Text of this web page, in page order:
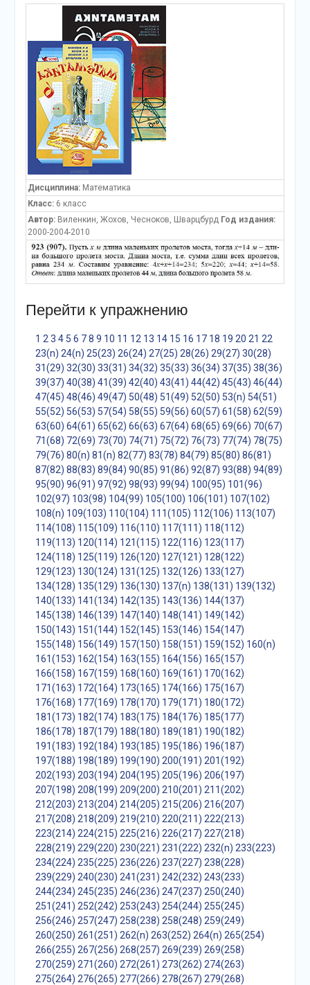
Дисциплина:Математика
Класс:6 класс
Автор:Виленкин, Жохов, Чесноков, Шварцбурд Год издания:
2000-2004-2010
Перейти к упражнению
1 2 3 4 5 6 7 8 9 10 11 12 13 14 15 16 17 18 19 20 21 22
23(n) 24(n) 25(23) 26(24) 27(25) 28(26) 29(27) 30(28)
31(29) 32(30) 33(31) 34(32) 35(33) 36(34) 37(35) 38(36)
39(37) 40(38) 41(39) 42(40) 43(41) 44(42) 45(43) 46(44)
47(45) 48(46) 49(47) 50(48) 51(49) 52(50) 53(n) 54(51)
55(52) 56(53) 57(54) 58(55) 59(56) 60(57) 61(58) 62(59)
63(60) 64(61) 65(62) 66(63) 67(64) 68(65) 69(66) 70(67)
71(68) 72(69) 73(70) 74(71) 75(72) 76(73) 77(74) 78(75)
79(76) 80(n) 81(n) 82(77) 83(78) 84(79) 85(80) 86(81)
87(82) 88(83) 89(84) 90(85) 91(86) 92(87) 93(88) 94(89)
95(90) 96(91) 97(92) 98(93) 99(94) 100(95) 101(96)
102(97) 103(98) 104(99) 105(100) 106(101) 107(102)
108(n) 109(103) 110(104) 111(105) 112(106) 113(107)
114(108) 115(109) 116(110) 117(111) 118(112)
119(113) 120(114) 121(115) 122(116) 123(117)
124(118) 125(119) 126(120) 127(121) 128(122)
129(123) 130(124) 131(125) 132(126) 133(127)
134(128) 135(129) 136(130) 137(n) 138(131) 139(132)
140(133) 141(134) 142(135) 143(136) 144(137)
145(138) 146(139) 147(140) 148(141) 149(142)
150(143) 151(144) 152(145) 153(146) 154(147)
155(148) 156(149) 157(150) 158(151) 159(152) 160(n)
161(153) 162(154) 163(155) 164(156) 165(157)
166(158) 167(159) 168(160) 169(161) 170(162)
171(163) 172(164) 173(165) 174(166) 175(167)
176(168) 177(169) 178(170) 179(171) 180(172)
181(173) 182(174) 183(175) 184(176) 185(177)
186(178) 187(179) 188(180) 189(181) 190(182)
191(183) 192(184) 193(185) 195(186) 196(187)
197(188) 198(189) 199(190) 200(191) 201(192)
202(193) 203(194) 204(195) 205(196) 206(197)
207(198) 208(199) 209(200) 210(201) 211(202)
212(203) 213(204) 214(205) 215(206) 216(207)
217(208) 218(209) 219(210) 220(211) 222(213)
223(214) 224(215) 225(216) 226(217) 227(218)
228(219) 229(220) 230(221) 231(222) 232(n) 233(223)
234(224) 235(225) 236(226) 237(227) 238(228)
239(229) 240(230) 241(231) 242(232) 243(233)
244(234) 245(235) 246(236) 247(237) 250(240)
251(241) 252(242) 253(243) 254(244) 255(245)
256(246) 257(247) 258(238) 258(248) 259(249)
260(250) 261(251) 262(n) 263(252) 264(n) 265(254)
266(255) 267(256) 268(257) 269(239) 269(258)
270(259) 271(260) 272(261) 273(262) 274(263)
275(264) 276(265) 277(266) 278(267) 279(268)